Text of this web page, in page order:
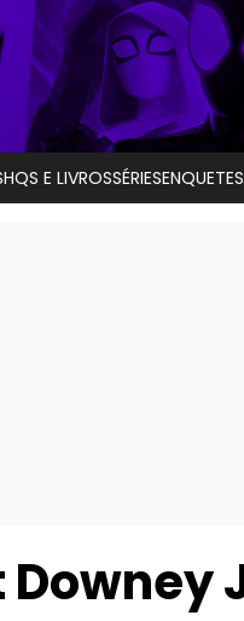
HQS E LIVROSSÉRIESENQUETES
Downey